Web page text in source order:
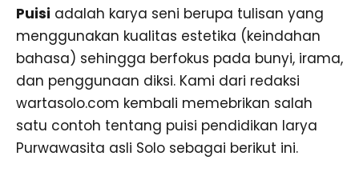
Puisi adalah karya seni berupa tulisan yang
menggunakan kualitas estetika (keindahan
bahasa) sehingga berfokus pada bunyi, irama,
dan penggunaan diksi. Kami dari redaksi
wartasolo.com kembali memebrikan salah
satu contoh tentang puisi pendidikan larya
Purwawasita asli Solo sebagai berikut ini.